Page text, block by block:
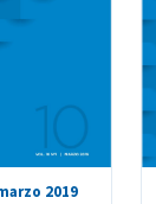
2019